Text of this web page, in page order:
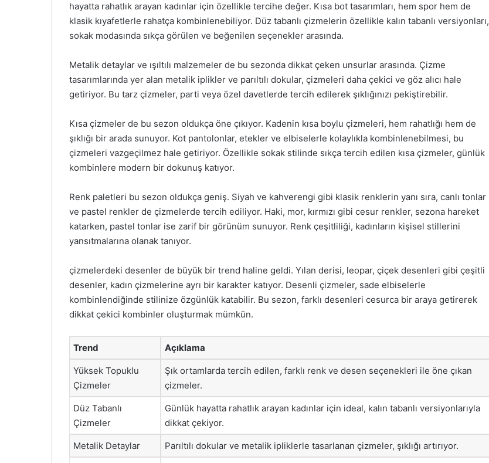
hayatta rahatlık arayan kadınlar için özellikle tercihe değer. Kısa bot tasarımları, hem spor hem de
klasik kıyafetlerle rahatça kombinlenebiliyor. Düz tabanlı çizmelerin özellikle kalın tabanlı versiyonları,
sokak modasında sıkça görülen ve beğenilen seçenekler arasında.
Metalik detaylar ve ışıltılı malzemeler de bu sezonda dikkat çeken unsurlar arasında. Çizme
tasarımlarında yer alan metalik iplikler ve parıltılı dokular, çizmeleri daha çekici ve göz alıcı hale
getiriyor. Bu tarz çizmeler, parti veya özel davetlerde tercih edilerek şıklığınızı pekiştirebilir.
Kısa çizmeler de bu sezon oldukça öne çıkıyor. Kadenin kısa boylu çizmeleri, hem rahatlığı hem de
şıklığı bir arada sunuyor. Kot pantolonlar, etekler ve elbiselerle kolaylıkla kombinlenebilmesi, bu
çizmeleri vazgeçilmez hale getiriyor. Özellikle sokak stilinde sıkça tercih edilen kısa çizmeler, günlük
kombinlere modern bir dokunuş katıyor.
Renk paletleri bu sezon oldukça geniş. Siyah ve kahverengi gibi klasik renklerin yanı sıra, canlı tonlar
ve pastel renkler de çizmelerde tercih ediliyor. Haki, mor, kırmızı gibi cesur renkler, sezona hareket
katarken, pastel tonlar ise zarif bir görünüm sunuyor. Renk çeşitliliği, kadınların kişisel stillerini
yansıtmalarına olanak tanıyor.
çizmelerdeki desenler de büyük bir trend haline geldi. Yılan derisi, leopar, çiçek desenleri gibi çeşitli
desenler, kadın çizmelerine ayrı bir karakter katıyor. Desenli çizmeler, sade elbiselerle
kombinlendiğinde stilinize özgünlük katabilir. Bu sezon, farklı desenleri cesurca bir araya getirerek
dikkat çekici kombinler oluşturmak mümkün.
Trend Açıklama
Yüksek Topuklu
Çizmeler
Şık ortamlarda tercih edilen, farklı renk ve desen seçenekleri ile öne çıkan
çizmeler.
Düz Tabanlı
Çizmeler
Günlük hayatta rahatlık arayan kadınlar için ideal, kalın tabanlı versiyonlarıyla
dikkat çekiyor.
Metalik Detaylar Parıltılı dokular ve metalik ipliklerle tasarlanan çizmeler, şıklığı artırıyor.